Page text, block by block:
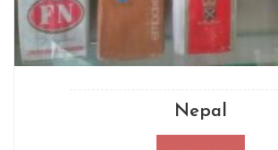
Nepal